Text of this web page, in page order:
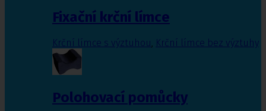
Fixační krční límce
Krční límce s výztuhou Krční límce bez výztuhy
Polohovací pomůcky